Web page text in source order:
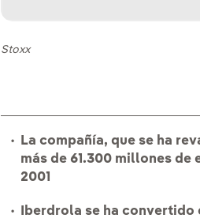
Stoxx
La compañía, que se ha
más de 61.300 millones de
2001
Iberdrola se ha convertido